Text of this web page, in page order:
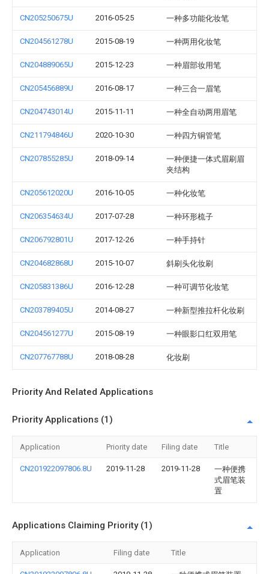
CN205250675U 2016-05-25 一种多功能化妆笔
CN204561278U 2015-08-19 一种两用化妆笔
CN204889065U 2015-12-23 一种眉部妆用笔
CN205456889U 2016-08-17 一种三合一眉笔
CN204743014U 2015-11-11 一种全自动两用眉笔
CN211794846U 2020-10-30 一种四方铜管笔
CN207855285U 2018-09-14
一种便捷一体式眉刷眉
夹结构
CN205612020U 2016-10-05 一种化妆笔
CN206354634U 2017-07-28 一种环形梳子
CN206792801U 2017-12-26 一种手持针
CN204682868U 2015-10-07 斜刷头化妆刷
CN205831386U 2016-12-28 一种可调节化妆笔
CN203789405U 2014-08-27 一种新型推拉杆化妆刷
CN204561277U 2015-08-19 一种眼影口红双用笔
CN207767788U 2018-08-28 化妆刷
Priority And Related Applications
Priority Applications (1)
Application Priority date Filing date Title
CN201922097806.8U 2019-11-28 2019-11-28
一种便携
式眉笔装
置
Applications Claiming Priority (1)
Application Filing date Title